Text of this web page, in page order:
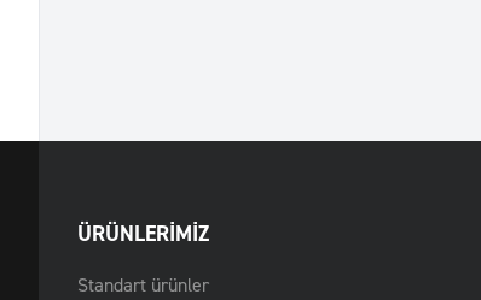
ÜRÜNLERIMIZ
Standart ürünler